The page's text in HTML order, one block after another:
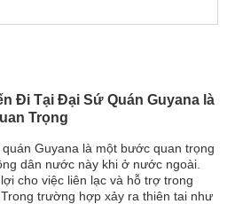
Đi Tại Đại Sứ Quán Guyana là
Trọng
Guyana là một bước quan trọng
dân nước này khi ở nước ngoài.
cho việc liên lạc và hỗ trợ trong
trường hợp xảy ra thiên tai như